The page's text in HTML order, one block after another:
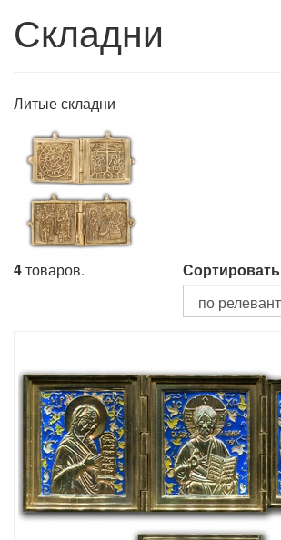
Складни
Литые складни
4товаров. Сортировать